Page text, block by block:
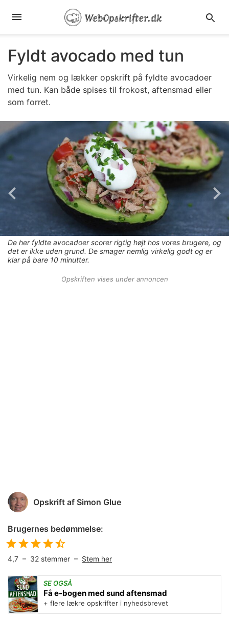
Fyldt avocado med tun
Virkelig nem og lækker opskrift på fyldte avocadoer
med tun. Kan både spises til frokost, aftensmad eller
som forret.
De her fyldte avocadoer scorer rigtig højt hos vores brugere, og
det er ikke uden grund. De smager nemlig virkelig godt og er
klar på bare 10 minutter.
Opskriften vises under annoncen
Opskrift af Simon Glue
Brugernes bedømmelse:
4,7 – 32 stemmer – Stem her
SE OGSÅ
Få e-bogen med sund aftensmad
+ flere lækre opskrifter i nyhedsbrevet